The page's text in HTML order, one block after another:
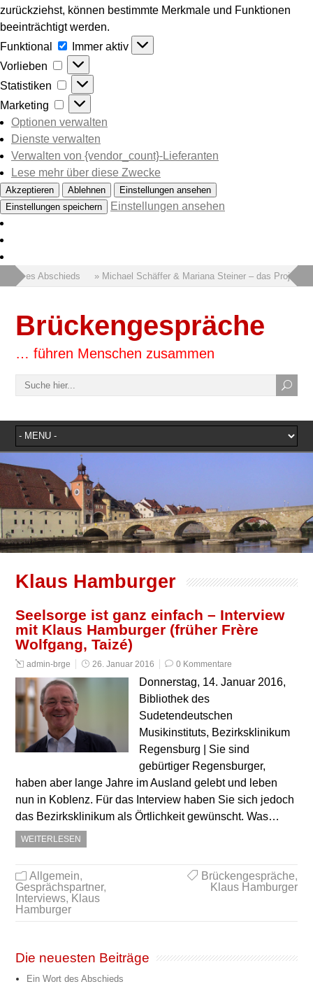
zurückziehst, können bestimmte Merkmale und Funktionen
beeinträchtigt werden.
Funktional
Funktional
Immer aktiv
Vorlieben
Vorlieben
Statistiken
Statistiken
Marketing
Marketing
Optionen verwalten
Dienste verwalten
Verwalten von {vendor_count}-Lieferanten
Lese mehr über diese Zwecke
Akzeptieren Ablehnen
Einstellungen ansehen
Einstellungen speichern
Einstellungen ansehen
des Abschieds » Michael Schäffer & Mariana Steiner – das Projekt
Brückengespräche
… führen Menschen zusammen
Klaus Hamburger
Seelsorge ist ganz einfach – Interview
mit Klaus Hamburger (früher Frère
Wolfgang, Taizé)
admin-brge 26. Januar 2016 0 Kommentare
Donnerstag, 14. Januar 2016,
Bibliothek des
Sudetendeutschen
Musikinstituts, Bezirksklinikum
Regensburg | Sie sind
gebürtiger Regensburger,
haben aber lange Jahre im Ausland gelebt und leben
nun in Koblenz. Für das Interview haben Sie sich jedoch
das Bezirksklinikum als Örtlichkeit gewünscht. Was…
WEITERLESEN
Allgemein,
Gesprächspartner,
Interviews, Klaus
Hamburger
Brückengespräche,
Klaus Hamburger
Die neuesten Beiträge
Ein Wort des Abschieds